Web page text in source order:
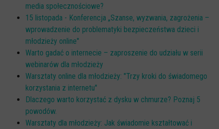
media społecznościowe?
15 listopada - Konferencja „Szanse, wyzwania, zagrożenia –
wprowadzenie do problematyki bezpieczeństwa dzieci i
młodzieży online"
Warto gadać o internecie – zaproszenie do udziału w serii
webinarów dla młodzieży
Warsztaty online dla młodzieży: "Trzy kroki do świadomego
korzystania z internetu"
Dlaczego warto korzystać z dysku w chmurze? Poznaj 5
powodów.
Warsztaty dla młodzieży: Jak świadomie kształtować i